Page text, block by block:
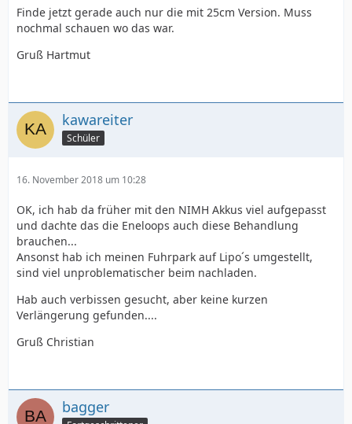
Finde jetzt gerade auch nur die mit 25cm Version. Muss
nochmal schauen wo das war.
Gruß Hartmut
kawareiter
Schüler
16. November 2018 um 10:28
OK, ich hab da früher mit den NIMH Akkus viel aufgepasst
und dachte das die Eneloops auch diese Behandlung
brauchen...
Ansonst hab ich meinen Fuhrpark auf Lipo´s umgestellt,
sind viel unproblematischer beim nachladen.
Hab auch verbissen gesucht, aber keine kurzen
Verlängerung gefunden....
Gruß Christian
bagger